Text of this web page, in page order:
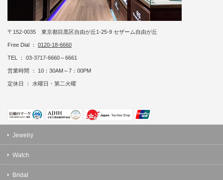
〒152-0035 東京都目黒区自由が丘1-25-9 セザーム自由が丘
Free Dial ： 0120-18-6660
TEL ： 03-3717-6660～6661
営業時間 ： 10：30AM～7：00PM
定休日 ： 水曜日・第二火曜
Jewelry
Watch
Bridal